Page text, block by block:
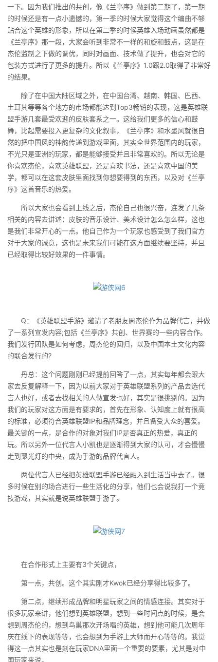
一下。因为我们推出的共创，像《兰亭序》做到第二期了，第一期
的时候还是有一点小遗憾的，第一季的时候大家觉得这个编曲不够
贴合这个英雄的形象，所以在第二季的时候英雄入场动画虽然都是
《兰亭序》那一段，大家会听到非常不一样的和旋和鼓点，这是在
杰伦监制之下做的调优，同时对画面、技术做了提升，也会对它的
包装方式进行了更多的提升。所以《兰亭序》1.0跟2.0取得了非常好
的结果。
除了在中国大陆区域之外，在中国台湾、越南、韩国、巴西、
土耳其等等各个地方的市场都能达到Top3畅销的表现，这是英雄联
盟手游几套最受欢迎的皮肤套系之一。这给我们更多的信心和鼓
舞，比起需要投入更复杂的文化叙事，《兰亭序》和水墨风就很自
然的把中国风的神韵传递到游戏里面，其实全世界范围内的玩家，
不光只是亚洲的玩家，都是能够接受并且非常喜欢的。所以无论是
你喜欢杰伦，喜欢英雄联盟，还是喜欢书法，还是喜欢中国的美
学，都可以在这套皮肤里面找到你想要得到的东西，以及对《兰亭
序》这首音乐的热爱。
所以大家也会看到上线之后，杰伦自己也很兴奋，连发了几条
相关的内容去讲述：皮肤的音乐设计、美术设计怎么怎么样，这也
是我们非常开心的一点。他自己作为一个玩家也感受到了我们官方
对于大家的诚意，这也是未来我们可能在这方面继续要坚持，并且
已经取得比较好效果的一件事情。
Q：《英雄联盟手游》邀请了老朋友周杰伦作为品牌代言，并做
了一系列宣发内容;包括《兰亭序》共创、世界赛的一些内容合作。
我们发行团队是如何考虑，周杰伦的回归，以及中国本土文化内容
的联合发行的?
丹总：这个问题刚刚已经提前回答了一点，其实每年都会跟大
家去反复解释一下，因为以前大家对于英雄联盟系列的产品去选代
言人也好，或者去找相关的人做宣发也好，其实是很挑剔的。因为
我们的玩家对这方面是有要求的，首先在形象、认知度上就有很高
的标准，必须符合英雄联盟IP和品牌理念，并且备受大众的喜爱。
最关键的一点，是合作的对象对我们IP是否真正的热爱，真正的
玩。所以另外一位代言人小凯也是逐渐得到大家的认可，才会慢慢
走到聚光灯的中央，成为手游的品牌代言人。
两位代言人已经把英雄联盟手游已经融入到生活当中去了。很
多时候在别的场合进行一些生活化的分享，他们也会说我打一个竞
技游戏，其实就是说英雄联盟手游了。
在合作形式上主要有3个关键点，
第一点，共创。这个其实刚才Kwok已经分享得比较多了。
第二点，继续形成品牌和明星玩家之间的情感连接。其实对于
很多玩家来讲，他们想到英雄联盟，想到一些时间点的时候，是会
想到周杰伦的，想到鸟巢那次开场唱的英雄，想到他可能几次周年
庆在线下的表现等等，也会想到为手游上大师而开心等等的。我觉
得这一点其实也是刻在玩家DNA里面一个重要的要素，尤其是对中
国玩家来说。